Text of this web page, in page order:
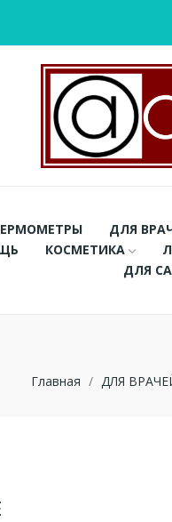
ДЛЯ
КОСМЕТИКА
ДЛЯ
Главная ДЛЯ